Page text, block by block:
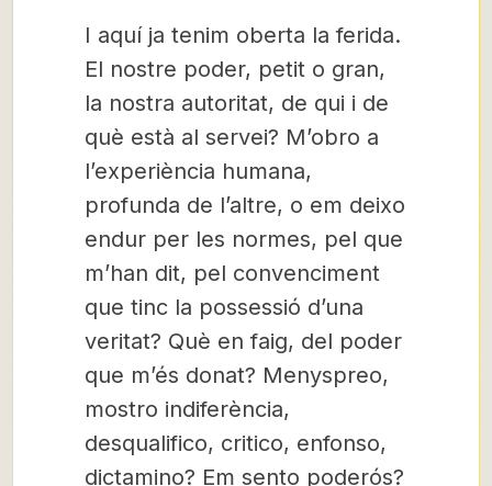
I aquí ja tenim oberta la ferida.
El nostre poder, petit o gran,
la nostra autoritat, de qui i de
què està al servei? M’obro a
l’experiència humana,
profunda de l’altre, o em deixo
endur per les normes, pel que
m’han dit, pel convenciment
que tinc la possessió d’una
veritat? Què en faig, del poder
que m’és donat? Menyspreo,
mostro indiferència,
desqualifico, critico, enfonso,
dictamino? Em sento poderós?